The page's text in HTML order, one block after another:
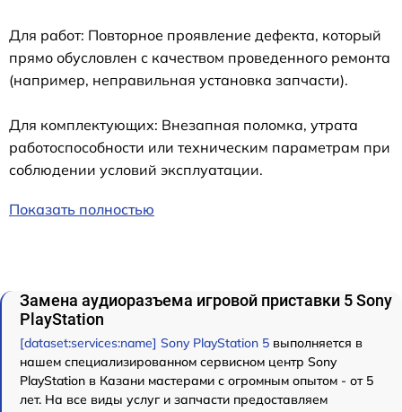
Для работ: Повторное проявление дефекта, который
прямо обусловлен с качеством проведенного ремонта
(например, неправильная установка запчасти).
Для комплектующих: Внезапная поломка, утрата
работоспособности или техническим параметрам при
соблюдении условий эксплуатации.
Показать полностью
Замена аудиоразъема игровой приставки 5 Sony
PlayStation
[dataset:services:name] Sony PlayStation 5 выполняется в
нашем специализированном сервисном центр Sony
PlayStation в Казани мастерами с огромным опытом - от 5
лет. На все виды услуг и запчасти предоставляем